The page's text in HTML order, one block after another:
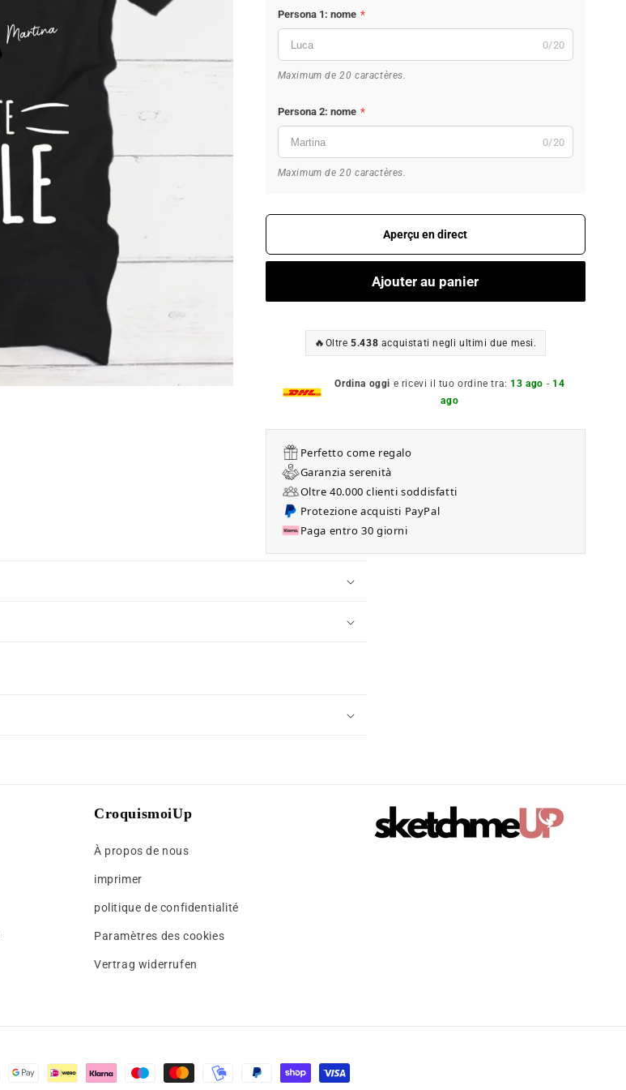
Persona 1: nome *
0/20
Maximum de 20 caractères.
Persona 2: nome *
0/20
Maximum de 20 caractères.
Aperçu en direct
Ajouter au panier
🔥 Oltre5.438 acquistati negli ultimi due mesi.
Ordina oggi e ricevi il tuo ordine tra: 13 ago - 14
ago
Perfetto come regalo
Garanzia serenità
Oltre 40.000 clienti soddisfatti
Protezione acquisti PayPal
Paga entro 30 giorni
CroquismoiUp
À propos de nous
imprimer
politique de confidentialité
Paramètres des cookies
Vertrag widerrufen